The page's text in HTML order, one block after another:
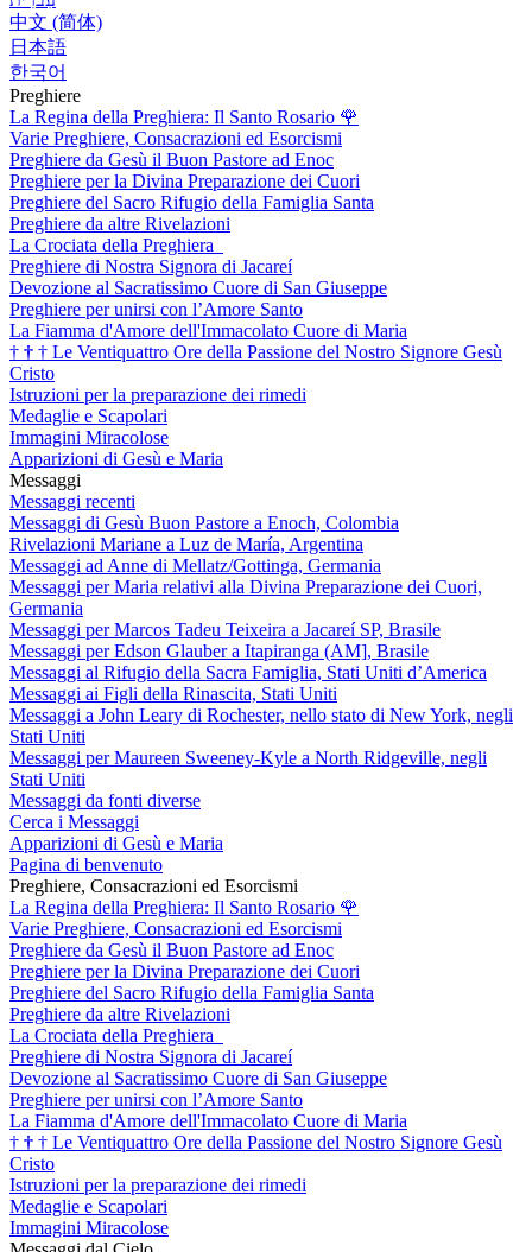
中文 (简体)
日本語
한국어
Preghiere
La Regina della Preghiera: Il Santo Rosario 🌹
Varie Preghiere, Consacrazioni ed Esorcismi
Preghiere da Gesù il Buon Pastore ad Enoc
Preghiere per la Divina Preparazione dei Cuori
Preghiere del Sacro Rifugio della Famiglia Santa
Preghiere da altre Rivelazioni
La Crociata della Preghiera
Preghiere di Nostra Signora di Jacareí
Devozione al Sacratissimo Cuore di San Giuseppe
Preghiere per unirsi con l’Amore Santo
La Fiamma d'Amore dell'Immacolato Cuore di Maria
† † † Le Ventiquattro Ore della Passione del Nostro Signore Gesù
Cristo
Istruzioni per la preparazione dei rimedi
Medaglie e Scapolari
Immagini Miracolose
Apparizioni di Gesù e Maria
Messaggi
Messaggi recenti
Messaggi di Gesù Buon Pastore a Enoch, Colombia
Rivelazioni Mariane a Luz de María, Argentina
Messaggi ad Anne di Mellatz/Gottinga, Germania
Messaggi per Maria relativi alla Divina Preparazione dei Cuori,
Germania
Messaggi per Marcos Tadeu Teixeira a Jacareí SP, Brasile
Messaggi per Edson Glauber a Itapiranga (AM], Brasile
Messaggi al Rifugio della Sacra Famiglia, Stati Uniti d’America
Messaggi ai Figli della Rinascita, Stati Uniti
Messaggi a John Leary di Rochester, nello stato di New York, negli
Stati Uniti
Messaggi per Maureen Sweeney-Kyle a North Ridgeville, negli
Stati Uniti
Messaggi da fonti diverse
Cerca i Messaggi
Apparizioni di Gesù e Maria
Pagina di benvenuto
Preghiere, Consacrazioni ed Esorcismi
La Regina della Preghiera: Il Santo Rosario 🌹
Varie Preghiere, Consacrazioni ed Esorcismi
Preghiere da Gesù il Buon Pastore ad Enoc
Preghiere per la Divina Preparazione dei Cuori
Preghiere del Sacro Rifugio della Famiglia Santa
Preghiere da altre Rivelazioni
La Crociata della Preghiera
Preghiere di Nostra Signora di Jacareí
Devozione al Sacratissimo Cuore di San Giuseppe
Preghiere per unirsi con l’Amore Santo
La Fiamma d'Amore dell'Immacolato Cuore di Maria
† † † Le Ventiquattro Ore della Passione del Nostro Signore Gesù
Cristo
Istruzioni per la preparazione dei rimedi
Medaglie e Scapolari
Immagini Miracolose